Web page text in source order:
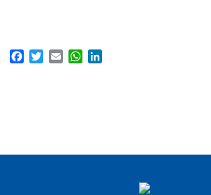
FacebookTwitter
Email WhatsApp